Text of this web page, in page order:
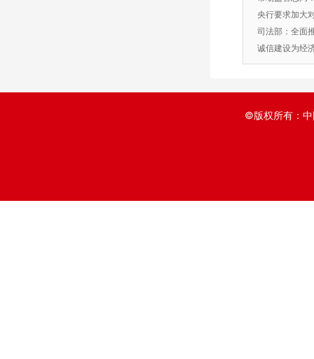
监管
央行要求加大
司法部：全面
制度建设
诚信建设为经
©版权所有：